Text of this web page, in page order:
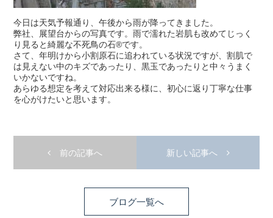
今日は天気予報通り、午後から雨が降ってきました。
弊社、展望台からの写真です。雨で濡れた岩肌も改めてじっく
り見ると綺麗な不死鳥の石®️です。
さて、年明けから小割原石に追われている状況ですが、割肌で
は見えない中のキズであったり、黒玉であったりと中々うまく
いかないですね。
あらゆる想定を考えて対応出来る様に、初心に返り丁寧な仕事
を心がけたいと思います。
前の記事へ 新しい記事へ
ブログ一覧へ